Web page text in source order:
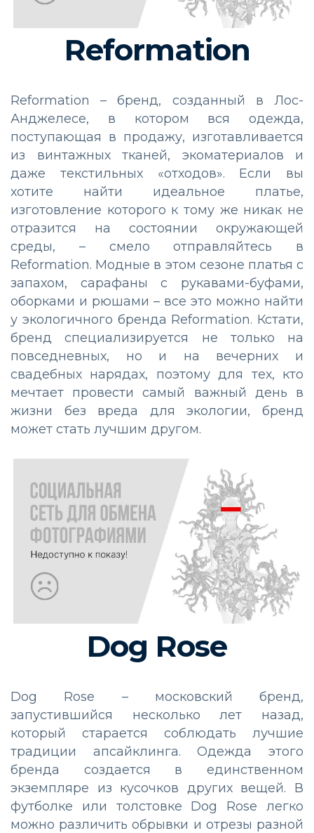
Reformation
Reformation – бренд, созданный в Лос-
Анджелесе, в котором вся одежда,
поступающая в продажу, изготавливается
из винтажных тканей, экоматериалов и
даже текстильных «отходов». Если вы
хотите найти идеальное платье,
изготовление которого к тому же никак не
отразится на состоянии окружающей
среды, – смело отправляйтесь в
Reformation. Модные в этом сезоне платья с
запахом, сарафаны с рукавами-буфами,
оборками и рюшами – все это можно найти
у экологичного бренда Reformation. Кстати,
бренд специализируется не только на
повседневных, но и на вечерних и
свадебных нарядах, поэтому для тех, кто
мечтает провести самый важный день в
жизни без вреда для экологии, бренд
может стать лучшим другом.
Dog Rose
Dog Rose – московский бренд,
запустившийся несколько лет назад,
который старается соблюдать лучшие
традиции апсайклинга. Одежда этого
бренда создается в единственном
экземпляре из кусочков других вещей. В
футболке или толстовке Dog Rose легко
можно различить обрывки и отрезы разной